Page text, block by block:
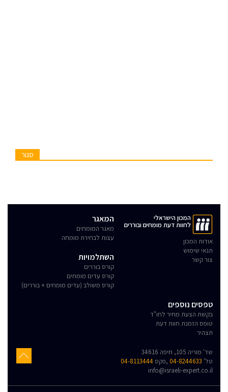
סגור
המכון הישראלי
לחוות דעת מומחים ובוררים
אודות המכון
תנאי שימוש
צור קשר
המאגר
מאגר המומחים
עצות לבחירת מומחה
השתלמויות
קורס בוררים
קורס עדים מומחים
קורס משולב (עדים מומחים + בוררים)
טפסים נוספים
בקשת הצעת מחיר לחו"ד
טופס הזמנת חוות דעת
תצהיר
שד' מוריה 105, חיפה 34616
טל' 04-8244633 ,פקס 04-8113444
info@israeli-expert.co.il